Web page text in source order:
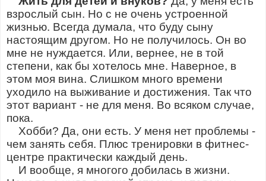
взрослый сын. Но с не очень устроенной
жизнью. Всегда думала, что буду сыну
настоящим другом. Но не получилось. Он во
мне не нуждается. Или, вернее, не в той
степени, как бы хотелось мне. Наверное, в
этом моя вина. Слишком много времени
уходило на выживание и достижения. Так что
этот вариант - не для меня. Во всяком случае,
пока.
Хобби? Да, они есть. У меня нет проблемы -
чем занять себя. Плюс тренировки в фитнес-
центре практически каждый день.
И вообще, я многого добилась в жизни.